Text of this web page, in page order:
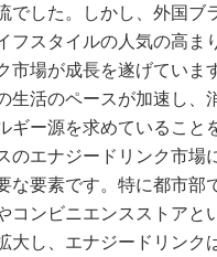
でした。しかし、外国ブ
フスタイルの人気の高ま
市場が成長を遂げていま
生活のペースが加速し、
ギー源を求めていること
のエナジードリンク市場
な要素です。特に都市部
コンビニエンスストアと
大し、エナジードリンク